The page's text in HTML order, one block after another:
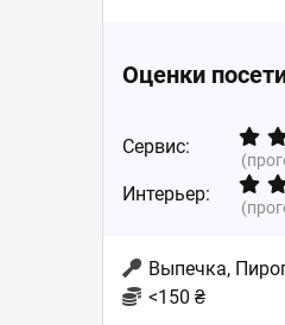
Оценки
Сервис:
Интерьер:
Выпечка,
<150 ₴